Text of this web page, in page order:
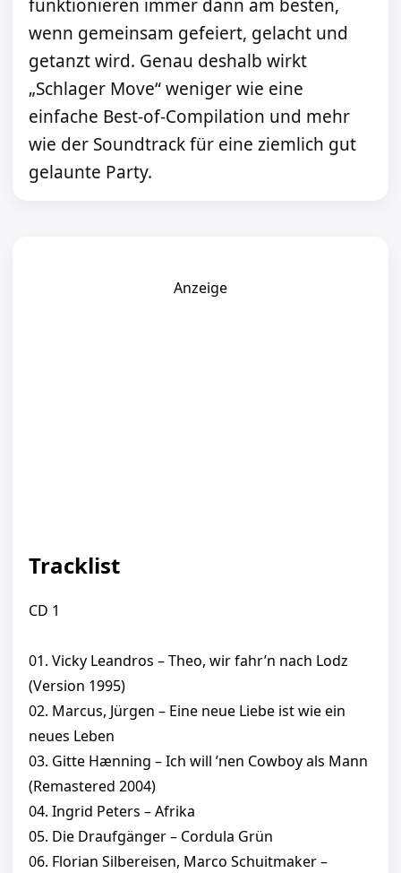
funktionieren immer dann am besten,
wenn gemeinsam gefeiert, gelacht und
getanzt wird. Genau deshalb wirkt
„Schlager Move“ weniger wie eine
einfache Best-of-Compilation und mehr
wie der Soundtrack für eine ziemlich gut
gelaunte Party.
Anzeige
Tracklist
CD 1
01. Vicky Leandros – Theo, wir fahr’n nach Lodz
(Version 1995)
02. Marcus, Jürgen – Eine neue Liebe ist wie ein
neues Leben
03. Gitte Hænning – Ich will ’nen Cowboy als Mann
(Remastered 2004)
04. Ingrid Peters – Afrika
05. Die Draufgänger – Cordula Grün
06. Florian Silbereisen, Marco Schuitmaker –